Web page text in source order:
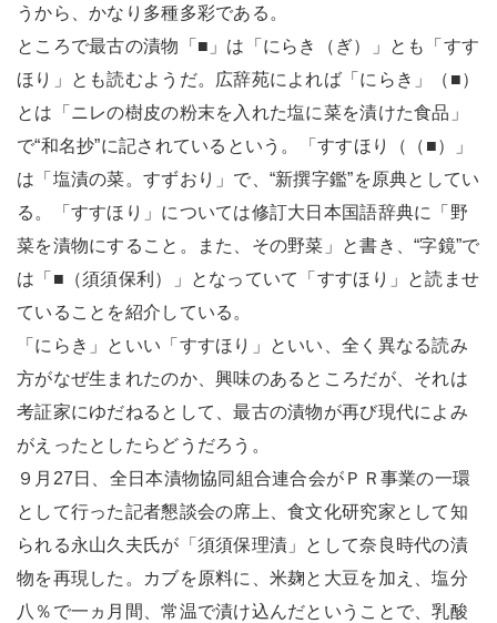
うから、かなり多種多彩である。
ところで最古の漬物「■」は「にらき（ぎ）」とも「すす
ほり」とも読むようだ。広辞苑によれば「にらき」（■）
とは「ニレの樹皮の粉末を入れた塩に菜を漬けた食品」
で“和名抄”に記されているという。「すすほり（（■）」
は「塩漬の菜。すずおり」で、“新撰字鑑”を原典としてい
る。「すすほり」については修訂大日本国語辞典に「野
菜を漬物にすること。また、その野菜」と書き、“字鏡”で
は「■（須須保利）」となっていて「すすほり」と読ませ
ていることを紹介している。
「にらき」といい「すすほり」といい、全く異なる読み
方がなぜ生まれたのか、興味のあるところだが、それは
考証家にゆだねるとして、最古の漬物が再び現代によみ
がえったとしたらどうだろう。
９月27日、全日本漬物協同組合連合会がＰＲ事業の一環
として行った記者懇談会の席上、食文化研究家として知
られる永山久夫氏が「須須保理漬」として奈良時代の漬
物を再現した。カブを原料に、米麹と大豆を加え、塩分
八％で一ヵ月間、常温で漬け込んだということで、乳酸